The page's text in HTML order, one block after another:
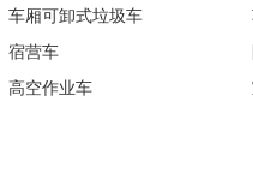
车厢可卸式垃圾车
宿营车
高空作业车